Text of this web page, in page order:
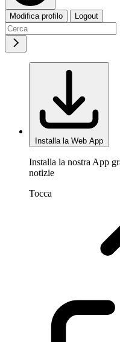
Modifica profilo Logout
Installa la Web App
Installa la nostra App
notizie
Tocca